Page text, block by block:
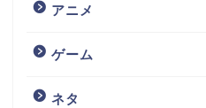
アニメ
ゲーム
ネタ